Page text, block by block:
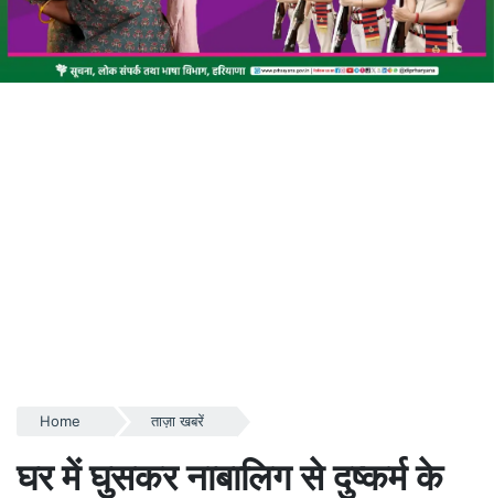
Home ताज़ा खबरें
घर में घुसकर नाबालिग से दुष्कर्म के